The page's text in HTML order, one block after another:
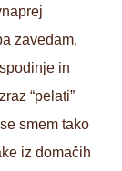
zavedam,
in
“pelati”
smem tako
iz domačih